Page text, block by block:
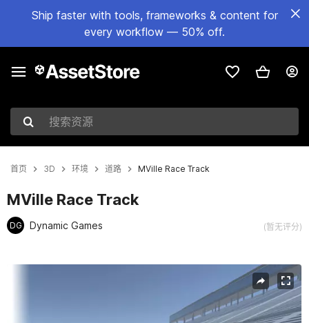
Ship faster with tools, frameworks & content for
every workflow — 50% off.
搜索资源
首页 3D 环境 道路 MVille Race Track
MVille Race Track
DG Dynamic Games (暂无评分)